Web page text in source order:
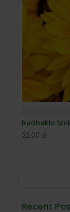
Rudbekia
22,00 zł
Recent